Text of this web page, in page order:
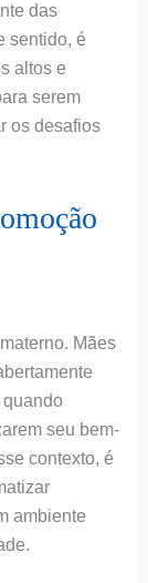
das
sentido, é
altos e
serem
os desafios
Mães
seu bem-
contexto, é
ambiente